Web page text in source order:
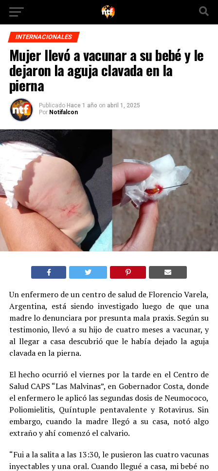
INTERNACIONALES
Mujer llevó a vacunar a su bebé y le
dejaron la aguja clavada en la
pierna
Publicado Hace 1 año on abril 1, 2025
Por Notifalcon
Un enfermero de un centro de salud de Florencio Varela,
Argentina, está siendo investigado luego de que una
madre lo denunciara por presunta mala praxis. Según su
testimonio, llevó a su hijo de cuatro meses a vacunar, y
al llegar a casa descubrió que le había dejado la aguja
clavada en la pierna.
El hecho ocurrió el viernes por la tarde en el Centro de
Salud CAPS “Las Malvinas”, en Gobernador Costa, donde
el enfermero le aplicó las segundas dosis de Neumococo,
Poliomielitis, Quíntuple pentavalente y Rotavirus. Sin
embargo, cuando la madre llegó a su casa, notó algo
extraño y ahí comenzó el calvario.
“Fui a la salita a las 13:30, le pusieron las cuatro vacunas
inyectables y una oral. Cuando llegué a casa, mi bebé no